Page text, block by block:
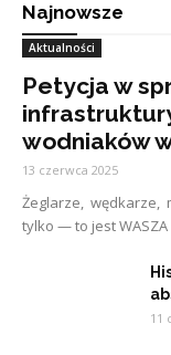
Najnowsze
Aktualności
Petycja w
wodniaków
13 czerwca 2025
Żeglarze, wędkarze,
tylko — to jest WASZA
11